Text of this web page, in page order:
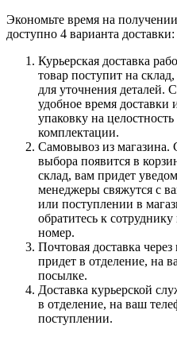
Экономьте время на
доступно 4 варианта доставки:
Курьерская доставка
товар поступит на
для уточнения деталей.
удобное время доставки
упаковку на
комплектации.
Самовывоз из магазина.
выбора появится в
склад, вам придет
менеджеры свяжутся с
или поступлении в
обратитесь к
номер.
Почтовая доставка
придет в отделение, на
посылке.
Доставка курьерской
в отделение, на ваш
поступлении.